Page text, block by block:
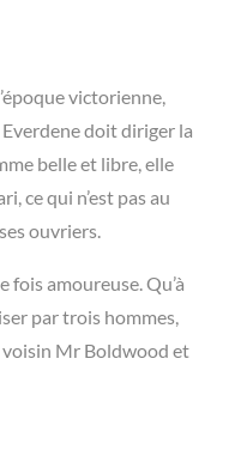
victorienne,
doit diriger la
belle et libre, elle
ce qui n’est pas au
ouvriers.
fois amoureuse. Qu’à
par trois hommes,
voisin Mr Boldwood et